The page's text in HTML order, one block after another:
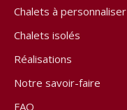
Chalets à personnaliser
Chalets isolés
Réalisations
Notre savoir-faire
FAQ